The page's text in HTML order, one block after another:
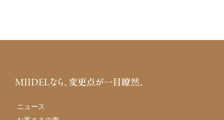
MIIDELなら、変更点が一目瞭然。
ニュース